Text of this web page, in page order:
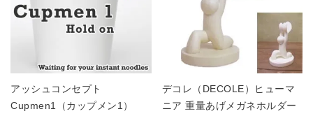
アッシュコンセプト
Cupmen1（カップメン1）
デコレ（DECOLE）ヒューマ
ニア 重量あげメガネホルダー